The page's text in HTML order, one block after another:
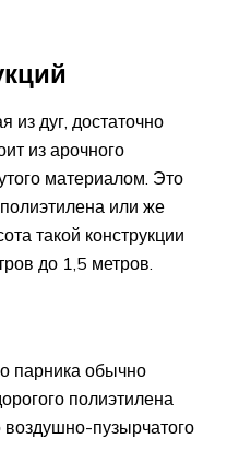
из дуг, достаточно
из арочного
материалом. Это
или же
такой конструкции
до 1,5 метров.
парника обычно
полиэтилена
воздушно-пузырчатого